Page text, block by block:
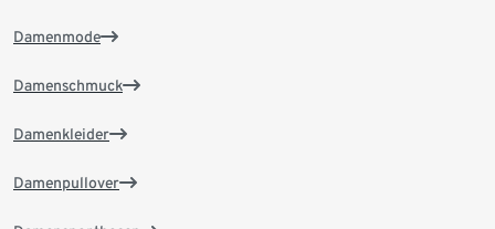
Damenmode
Damenschmuck
Damenkleider
Damenpullover